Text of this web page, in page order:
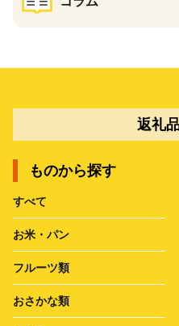
返礼
ものから探す
すべて
お米・パン
フルーツ類
おさかな類